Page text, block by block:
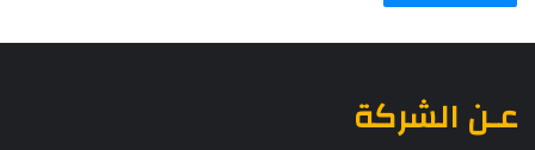
عـن الشركة